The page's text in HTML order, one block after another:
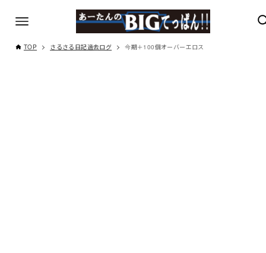
TOP さるさる日記過去ログ 今期＋100個オーバーエロス